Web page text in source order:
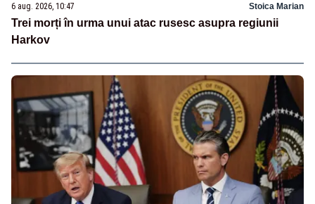
6 aug. 2026, 10:47 Stoica Marian
Trei morți în urma unui atac rusesc asupra regiunii
Harkov